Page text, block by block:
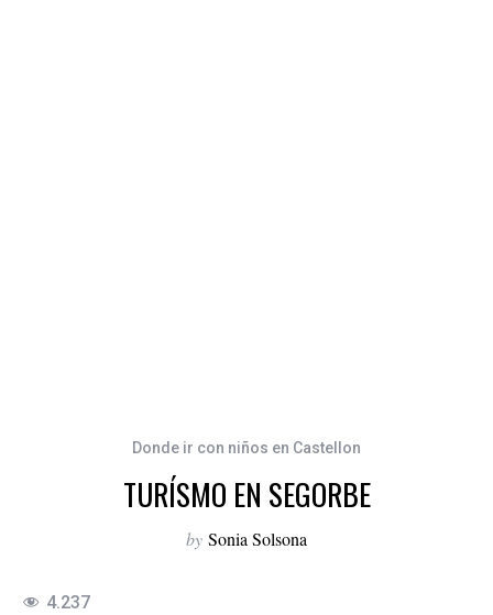
Donde ir con niños en Castellon
TURÍSMO EN SEGORBE
by Sonia Solsona
4.237